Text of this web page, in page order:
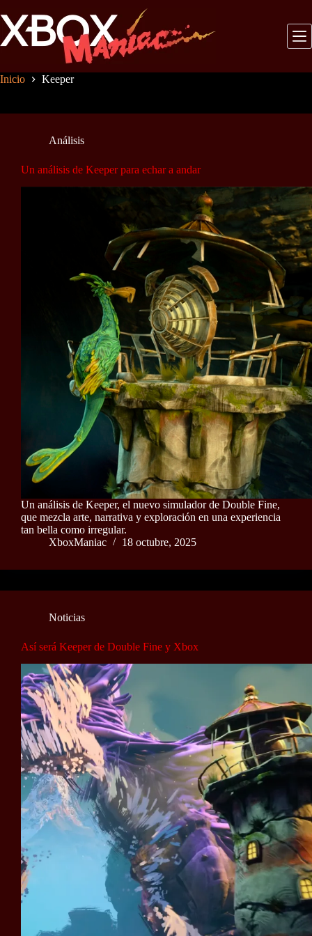
al
contenido
Inicio Keeper
Análisis
Un análisis de Keeper para echar a andar
Un análisis de Keeper, el nuevo simulador de Double Fine,
que mezcla arte, narrativa y exploración en una experiencia
tan bella como irregular.
XboxManiac
18 octubre, 2025
Noticias
Así será Keeper de Double Fine y Xbox